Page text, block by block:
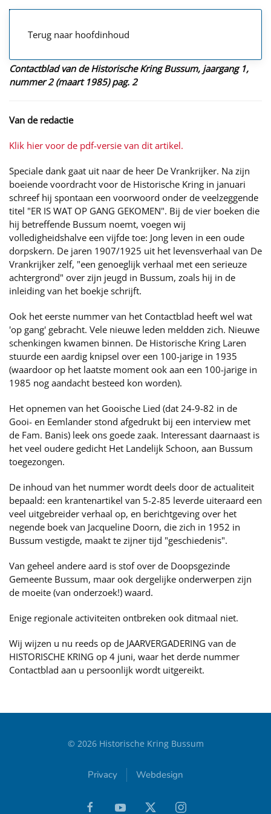
Terug naar hoofdinhoud
Contactblad van de Historische Kring Bussum, jaargang 1,
nummer 2 (maart 1985) pag. 2
Van de redactie
Klik hier voor de pdf-versie van dit artikel.
Speciale dank gaat uit naar de heer De Vrankrijker. Na zijn
boeiende voordracht voor de Historische Kring in januari
schreef hij spontaan een voorwoord onder de veelzeggende
titel "ER IS WAT OP GANG GEKOMEN". Bij de vier boeken die
hij betreffende Bussum noemt, voegen wij
volledigheidshalve een vijfde toe: Jong leven in een oude
dorpskern. De jaren 1907/1925 uit het levensverhaal van De
Vrankrijker zelf, "een genoeglijk verhaal met een serieuze
achtergrond" over zijn jeugd in Bussum, zoals hij in de
inleiding van het boekje schrijft.
Ook het eerste nummer van het Contactblad heeft wel wat
'op gang' gebracht. Vele nieuwe leden meldden zich. Nieuwe
schenkingen kwamen binnen. De Historische Kring Laren
stuurde een aardig knipsel over een 100-jarige in 1935
(waardoor op het laatste moment ook aan een 100-jarige in
1985 nog aandacht besteed kon worden).
Het opnemen van het Gooische Lied (dat 24-9-82 in de
Gooi- en Eemlander stond afgedrukt bij een interview met
de Fam. Banis) leek ons goede zaak. Interessant daarnaast is
het veel oudere gedicht Het Landelijk Schoon, aan Bussum
toegezongen.
De inhoud van het nummer wordt deels door de actualiteit
bepaald: een krantenartikel van 5-2-85 leverde uiteraard een
veel uitgebreider verhaal op, en berichtgeving over het
negende boek van Jacqueline Doorn, die zich in 1952 in
Bussum vestigde, maakt te zijner tijd "geschiedenis".
Van geheel andere aard is stof over de Doopsgezinde
Gemeente Bussum, maar ook dergelijke onderwerpen zijn
de moeite (van onderzoek!) waard.
Enige regionale activiteiten ontbreken ook ditmaal niet.
Wij wijzen u nu reeds op de JAARVERGADERING van de
HISTORISCHE KRING op 4 juni, waar het derde nummer
Contactblad aan u persoonlijk wordt uitgereikt.
© 2026Historische Kring Bussum
Privacy Webdesign